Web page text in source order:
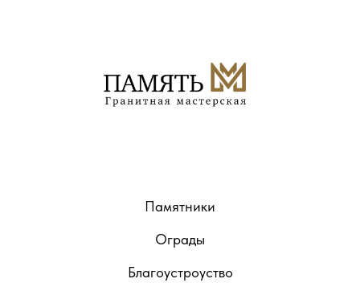
Памятники
Ограды
Благоустроуство